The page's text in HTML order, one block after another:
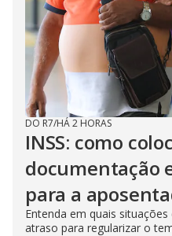
DO R7/HÁ 2 HORAS
INSS: como
documentação
para a
Entenda em quais
atraso para regularizar o